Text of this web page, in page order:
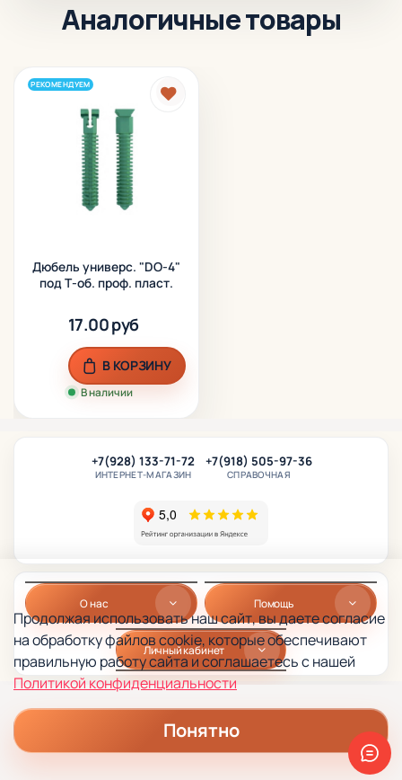
Аналогичные товары
РЕКОМЕНДУЕМ
Дюбель универс. "DO-4"
под Т-об. проф. пласт.
17.00 руб
В наличии
В КОРЗИНУ
О нас Помощь
Личный кабинет
+7(928) 133-71-72
ИНТЕРНЕТ-МАГАЗИН
+7(918) 505-97-36
СПРАВОЧНАЯ
Продолжая использовать наш сайт, вы даете согласие
на обработку файлов cookie, которые обеспечивают
правильную работу сайта и соглашаетесь с нашей
Политикой конфиденциальности
Понятно